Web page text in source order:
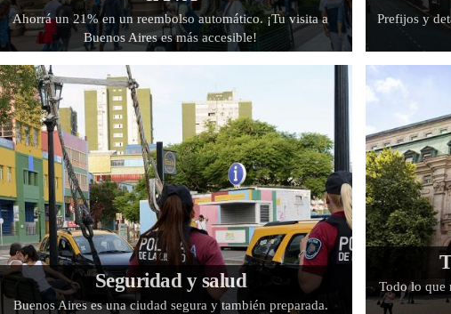
Ahorrá un 21% en un reembolso automático. ¡Tu visita a
Buenos Aires es más accesible!
Prefijos y
Seguridad y salud
Buenos Aires es una ciudad segura y también preparada.
Todo lo que